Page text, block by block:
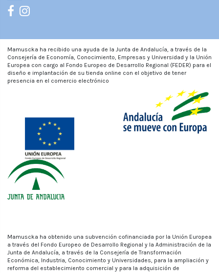
Mamuscka ha recibido una ayuda de la Junta de Andalucía, a través de la
Consejería de Economía, Conocimiento, Empresas y Universidad y la Unión
Europea con cargo al Fondo Europeo de Desarrollo Regional (FEDER) para el
diseño e implantación de su tienda online con el objetivo de tener
presencia en el comercio electrónico
Mamuscka ha obtenido una subvención cofinanciada por la Unión Europea
a través del Fondo Europeo de Desarrollo Regional y la Administración de la
Junta de Andalucía, a través de la Consejería de Transformación
Económica, Industria, Conocimiento y Universidades, para la ampliación y
reforma del establecimiento comercial y para la adquisición de